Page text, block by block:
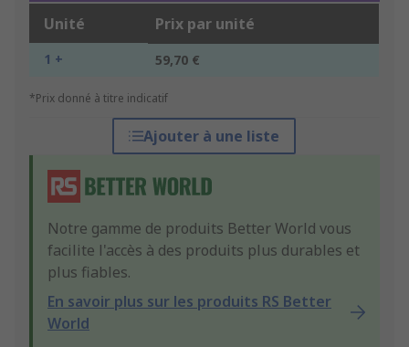
Unité Prix par unité
1 + 59,70 €
*Prix donné à titre indicatif
Ajouter à une liste
Notre gamme de produits Better World vous
facilite l'accès à des produits plus durables et
plus fiables.
En savoir plus sur les produits RS Better
World